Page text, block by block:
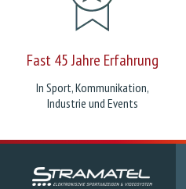
Fast 45 Jahre Erfahrung
In Sport, Kommunikation,
Industrie und Events